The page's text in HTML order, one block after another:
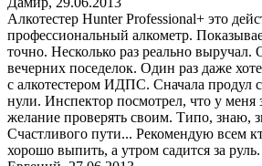
Алкотестер Hunter Professional+ это
профессиональный алкометр.
точно. Несколько раз реально выручал.
вечерних поседелок. Один раз даже
с алкотестером ИДПС. Сначала продул
нули. Инспектор посмотрел, что у меня
желание проверять своим. Типо, знаю,
Счастливого пути... Рекомендую всем
хорошо выпить, а утром садится за руль.